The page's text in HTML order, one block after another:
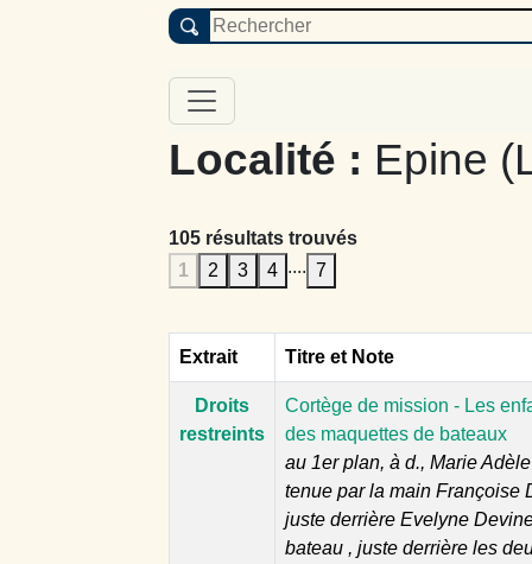
Localité : Epine
105 résultats trouvés
1
2 3 4 .... 7
Extrait Titre et Note
Droits
restreints
Cortège de mission - Les
des maquettes de bateaux
au 1er plan, à d., Marie
tenue par la main Françoise
juste derrière Evelyne
bateau , juste derrière les